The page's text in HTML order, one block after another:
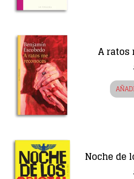
A ratos
Noche de